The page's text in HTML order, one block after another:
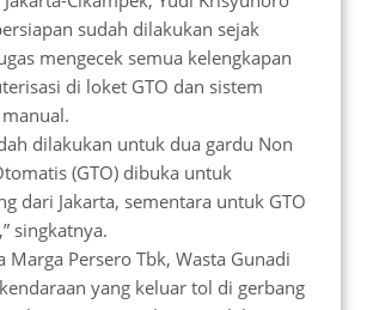
sudah dilakukan sejak
mengecek semua kelengkapan
di loket GTO dan sistem
dilakukan untuk dua gardu Non
(GTO) dibuka untuk
dari Jakarta, sementara untuk GTO
singkatnya.
Marga Persero Tbk, Wasta Gunadi
yang keluar tol di gerbang